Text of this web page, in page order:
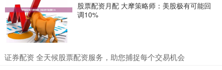
股票配资月配 大摩策略师：美股极有可能回
调10%
​证券配资 全天候股票配资服务，助您捕捉每个交易机会